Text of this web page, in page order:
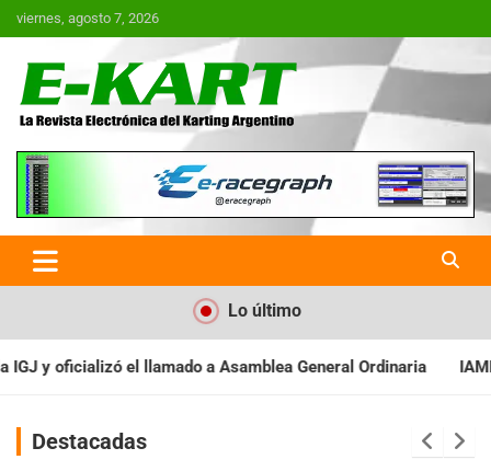
Saltar
al
viernes, agosto 7, 2026
E-Kart.com.ar | La Revista
Electrónica del Karting en
Argentina
Lo último
General Ordinaria IAME SERIES ARGENTINA:
Destacadas